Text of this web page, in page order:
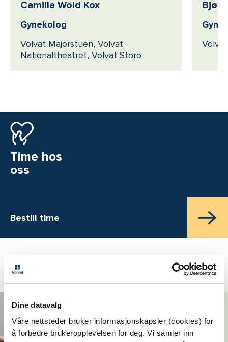
Dine datavalg
Våre nettsteder bruker informasjonskapsler (cookies) for
å forbedre brukeropplevelsen for deg. Vi samler inn
Camilla Wold Kox
Gynekolog
Volvat Majorstuen, Volvat
Nationaltheatret, Volvat Storo
Time hos
oss
Bestill time
Aktuelt